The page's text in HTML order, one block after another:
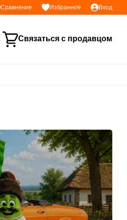
Сравнение Избранное Вход
Связаться с продавцом